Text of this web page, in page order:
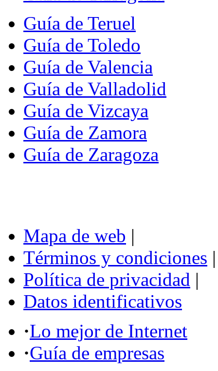
Guía de Teruel
Guía de Toledo
Guía de Valencia
Guía de Valladolid
Guía de Vizcaya
Guía de Zamora
Guía de Zaragoza
Mapa de web |
Términos y condiciones |
Política de privacidad |
Datos identificativos
·Lo mejor de Internet
·Guía de empresas